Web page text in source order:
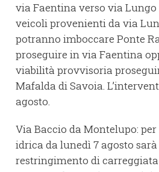
via Faentina verso via
veicoli provenienti da via
potranno imboccare Ponte
proseguire in via Faentina
viabilità provvisoria
Mafalda di Savoia.
agosto.
Via Baccio da Montelupo:
idrica da lunedì 7 agosto
restringimento di